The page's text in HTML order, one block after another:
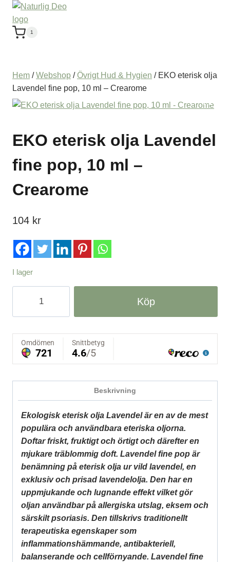
1
Hem / Webshop / Övrigt Hud & Hygien / EKO eterisk olja
Lavendel fine pop, 10 ml – Crearome
EKO eterisk olja Lavendel
fine pop, 10 ml –
Crearome
104 kr
I lager
olja
fine
pop,
ml
mängd
Köp
Beskrivning
Ekologisk eterisk olja Lavendel är en av de mest
populära och användbara eteriska oljorna.
Doftar friskt, fruktigt och örtigt och därefter en
mjukare träblommig doft. Lavendel fine pop är
benämning på eterisk olja ur vild lavendel, en
exklusiv och prisad lavendelolja. Den har en
uppmjukande och lugnande effekt vilket gör
oljan användbar på allergiska utslag, eksem och
särskilt psoriasis. Den tillskrivs traditionellt
terapeutiska egenskaper som
inflammationshämmande, antibakteriell,
balanserande och cellförnyande. Lavendel fine